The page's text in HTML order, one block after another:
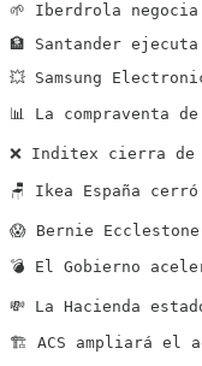
🌱 Iberdrola
🏦 Santander
💥 Samsung
📊 La compraventa
❌ Inditex cierra de
🪑 Ikea España
😱 Bernie
💣 El Gobierno
💸 La Hacienda
🏗️ ACS ampliará el